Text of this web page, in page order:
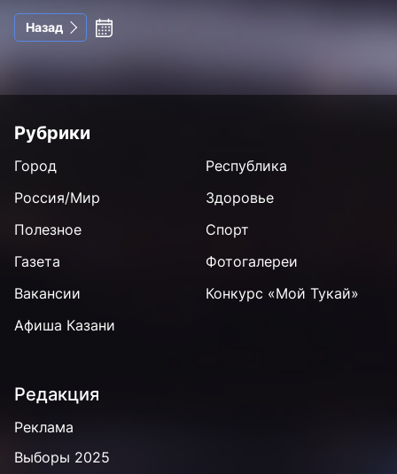
Назад
Рубрики
Город
Республика
Россия/Мир
Здоровье
Полезное
Спорт
Газета
Фотогалереи
Вакансии
Конкурс «Мой Тукай»
Афиша Казани
Редакция
Реклама
Выборы 2025